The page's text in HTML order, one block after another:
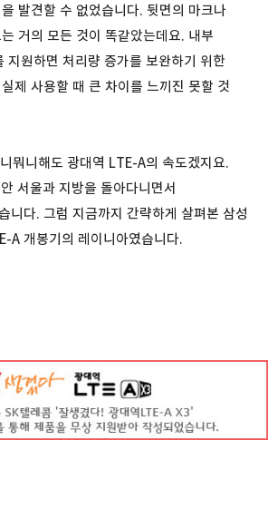
발견할 수 없었습니다. 뒷면의 마크나
거의 모든 것이 똑같았는데요. 내부
지원하면 처리량 증가를 보완하기 위한
제 사용할 때 큰 차이를 느끼진 못할 것
뭐니해도 광대역 LTE-A의 속도겠지요.
서울과 지방을 돌아다니면서
니다. 그럼 지금까지 간략하게 살펴본 삼성
A 개봉기의 레이니아였습니다.